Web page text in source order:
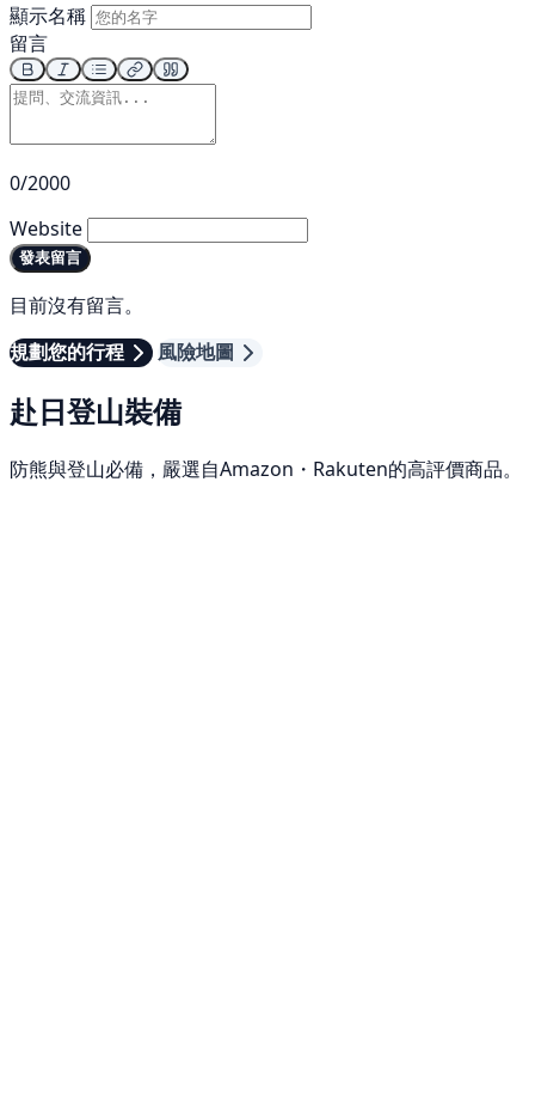
顯示名稱
留言
0/2000
Website
發表留言
目前沒有留言。
規劃您的行程
風險地圖
赴日登山裝備
防熊與登山必備，嚴選自Amazon・Rakuten的高評價商品。